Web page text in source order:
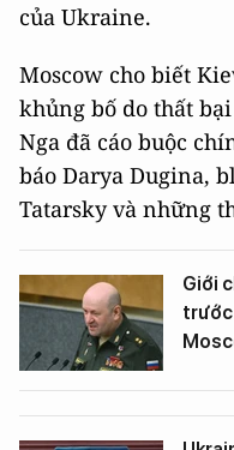
của Ukraine.
Moscow cho biết
khủng bố do thất
Nga đã cáo buộc
báo Darya Dugina,
Tatarsky và những
Giới
trước